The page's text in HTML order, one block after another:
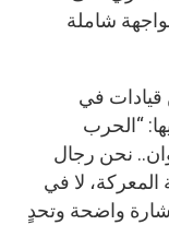
شاملة
قيادات في
“الحرب
نحن رجال
لا في
واضحة وتحدٍ